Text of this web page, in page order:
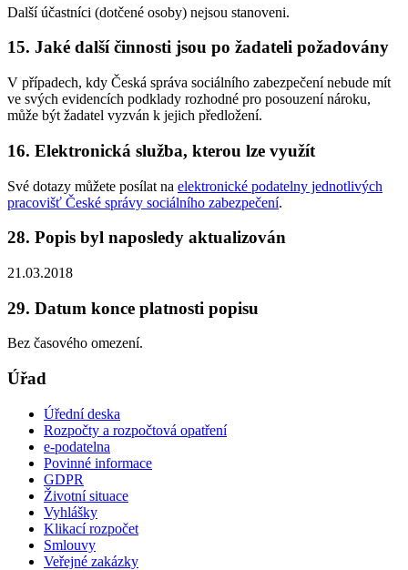
Další účastníci (dotčené osoby) nejsou stanoveni.
15. Jaké další činnosti jsou po žadateli požadovány
V případech, kdy Česká správa sociálního zabezpečení nebude mít
ve svých evidencích podklady rozhodné pro posouzení nároku,
může být žadatel vyzván k jejich předložení.
16. Elektronická služba, kterou lze využít
Své dotazy můžete posílat na elektronické podatelny jednotlivých
pracovišť České správy sociálního zabezpečení.
28. Popis byl naposledy aktualizován
21.03.2018
29. Datum konce platnosti popisu
Bez časového omezení.
Úřad
Úřední deska
Rozpočty a rozpočtová opatření
e-podatelna
Povinné informace
GDPR
Životní situace
Vyhlášky
Klikací rozpočet
Smlouvy
Veřejné zakázky